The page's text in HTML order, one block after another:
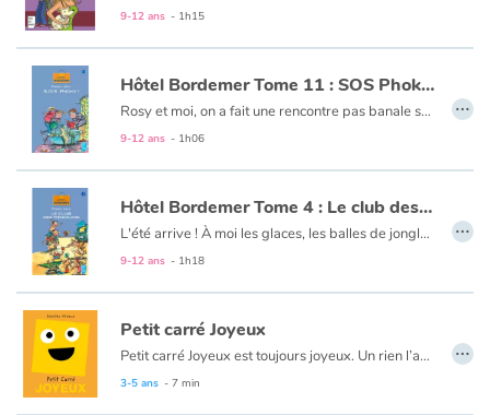
9-12 ans - 1h15
Hôtel Bordemer Tome 11 : SOS Phoky !
Rosy et moi, on a fait une rencontre pas banale sur la plage : un magnifique bébé phoque. La question s'est vite posée de savoir ce qu'on allait en faire. On a finalement décidé de le cacher et de le nourrir. Mais on était loin d'imaginer que ce phoque venait d'être volé au Parquatic.
9-12 ans - 1h06
…
Hôtel Bordemer Tome 4 : Le club des pingouins
L'été arrive ! À moi les glaces, les balles de jonglage et le nouveau maillot de bain ! Sauf que pour tout ça, il faut des sous... Et mon grand-père ne me donne pas une miette d'argent de poche ! Alors, avec mon copain Georges-Albert, le fils du directeur de l'hôtel, on a décidé de s'occuper des enfants des clients. Pour une petite pièce ou deux...
9-12 ans - 1h18
…
Petit carré Joyeux
Petit carré Joyeux est toujours joyeux. Un rien l’amuse. Il est heureux, seul, en famille ou avec ses amis…
3-5 ans - 7 min
…